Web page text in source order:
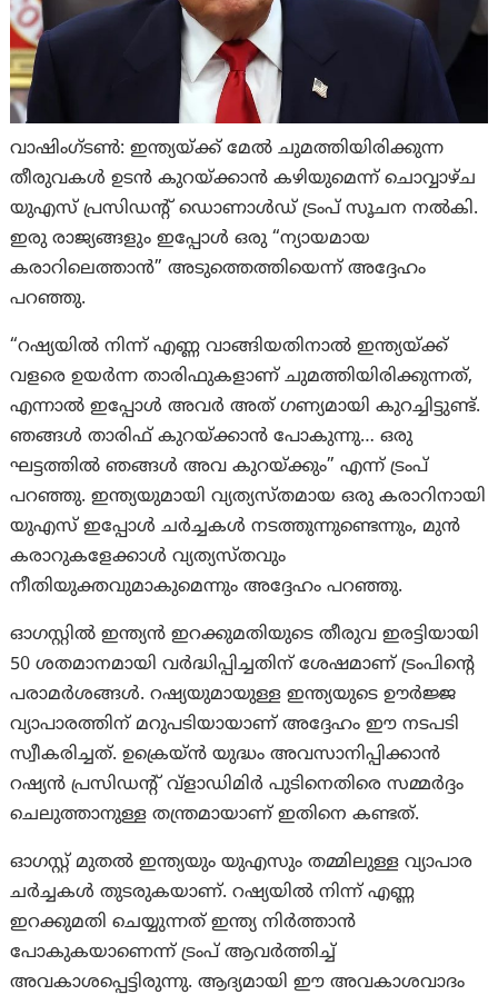
വാഷിംഗ്ടണ്‍: ഇന്ത്യയ്ക്ക് മേൽ ചുമത്തിയിരിക്കുന്ന
തീരുവകൾ ഉടൻ കുറയ്ക്കാൻ കഴിയുമെന്ന് ചൊവ്വാഴ്ച
യുഎസ് പ്രസിഡന്റ് ഡൊണാൾഡ് ട്രംപ് സൂചന നൽകി.
ഇരു രാജ്യങ്ങളും ഇപ്പോൾ ഒരു “ന്യായമായ
കരാറിലെത്താൻ” അടുത്തെത്തിയെന്ന് അദ്ദേഹം
പറഞ്ഞു.
“റഷ്യയിൽ നിന്ന് എണ്ണ വാങ്ങിയതിനാൽ ഇന്ത്യയ്ക്ക്
വളരെ ഉയർന്ന താരിഫുകളാണ് ചുമത്തിയിരിക്കുന്നത്,
എന്നാൽ ഇപ്പോൾ അവർ അത് ഗണ്യമായി കുറച്ചിട്ടുണ്ട്.
ഞങ്ങൾ താരിഫ് കുറയ്ക്കാൻ പോകുന്നു… ഒരു
ഘട്ടത്തിൽ ഞങ്ങൾ അവ കുറയ്ക്കും” എന്ന് ട്രംപ്
പറഞ്ഞു. ഇന്ത്യയുമായി വ്യത്യസ്തമായ ഒരു കരാറിനായി
യുഎസ് ഇപ്പോൾ ചർച്ചകൾ നടത്തുന്നുണ്ടെന്നും, മുൻ
കരാറുകളേക്കാൾ വ്യത്യസ്തവും
നീതിയുക്തവുമാകുമെന്നും അദ്ദേഹം പറഞ്ഞു.
ഓഗസ്റ്റിൽ ഇന്ത്യൻ ഇറക്കുമതിയുടെ തീരുവ ഇരട്ടിയായി
50 ശതമാനമായി വർദ്ധിപ്പിച്ചതിന് ശേഷമാണ് ട്രംപിന്റെ
പരാമർശങ്ങൾ. റഷ്യയുമായുള്ള ഇന്ത്യയുടെ ഊർജ്ജ
വ്യാപാരത്തിന് മറുപടിയായാണ് അദ്ദേഹം ഈ നടപടി
സ്വീകരിച്ചത്. ഉക്രെയ്ൻ യുദ്ധം അവസാനിപ്പിക്കാൻ
റഷ്യൻ പ്രസിഡന്റ് വ്‌ളാഡിമിർ പുടിനെതിരെ സമ്മർദ്ദം
ചെലുത്താനുള്ള തന്ത്രമായാണ് ഇതിനെ കണ്ടത്.
ഓഗസ്റ്റ് മുതൽ ഇന്ത്യയും യുഎസും തമ്മിലുള്ള വ്യാപാര
ചർച്ചകൾ തുടരുകയാണ്. റഷ്യയിൽ നിന്ന് എണ്ണ
ഇറക്കുമതി ചെയ്യുന്നത് ഇന്ത്യ നിർത്താൻ
പോകുകയാണെന്ന് ട്രംപ് ആവർത്തിച്ച്
അവകാശപ്പെട്ടിരുന്നു. ആദ്യമായി ഈ അവകാശവാദം